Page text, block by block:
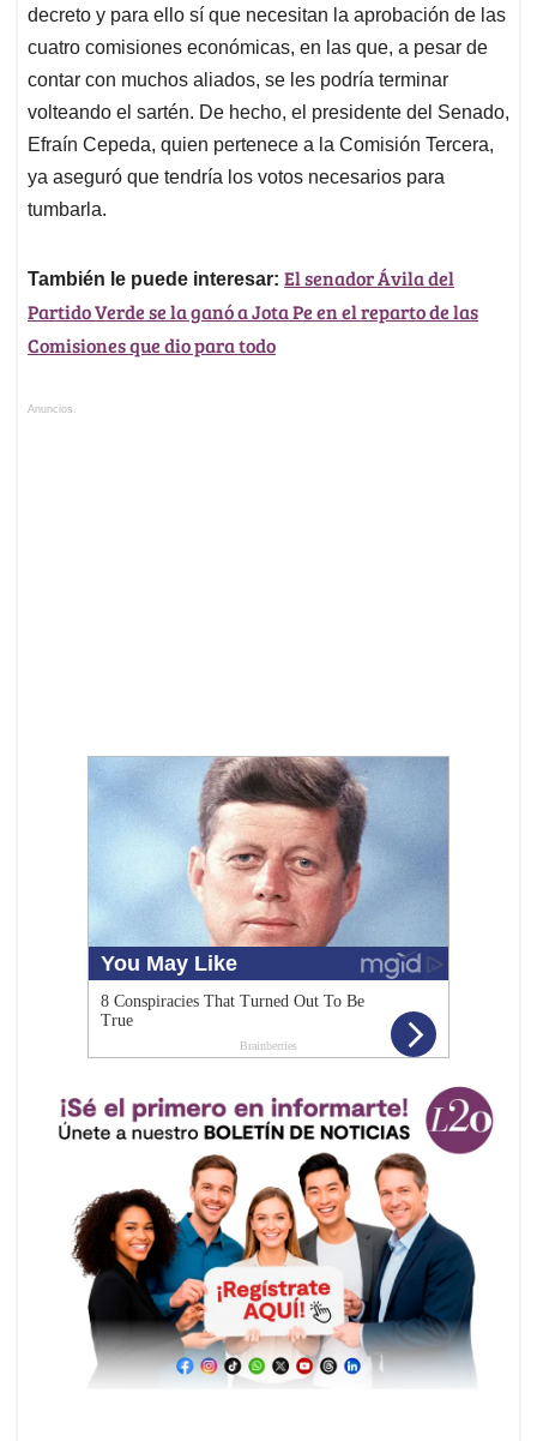
decreto y para ello sí que necesitan la aprobación de las
cuatro comisiones económicas, en las que, a pesar de
contar con muchos aliados, se les podría terminar
volteando el sartén. De hecho, el presidente del Senado,
Efraín Cepeda, quien pertenece a la Comisión Tercera,
ya aseguró que tendría los votos necesarios para
tumbarla.
También le puede interesar: El senador Ávila del
Partido Verde se la ganó a Jota Pe en el reparto de las
Comisiones que dio para todo
Anuncios.